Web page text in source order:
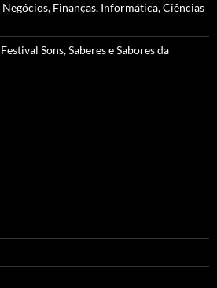
Finanças, Informática, Ciências
Sons, Saberes e Sabores da